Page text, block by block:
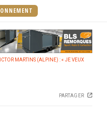
MARTINS (ALPINE) : « JE VEUX
PARTAGER